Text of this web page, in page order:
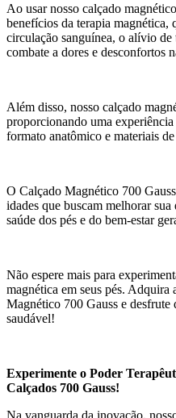
Ao usar nosso calçado
benefícios da terapia magnética,
circulação sanguínea, o alívio
combate a dores e desconfortos
Além disso, nosso calçado
proporcionando uma
formato anatômico e materiais
O Calçado Magnético 700
idades que buscam melhorar
saúde dos pés e do bem-estar
Não espere mais para
magnética em seus pés. Adquira
Magnético 700 Gauss e
saudável!
Experimente o Poder
Calçados 700 Gauss!
Na vanguarda da inovação,